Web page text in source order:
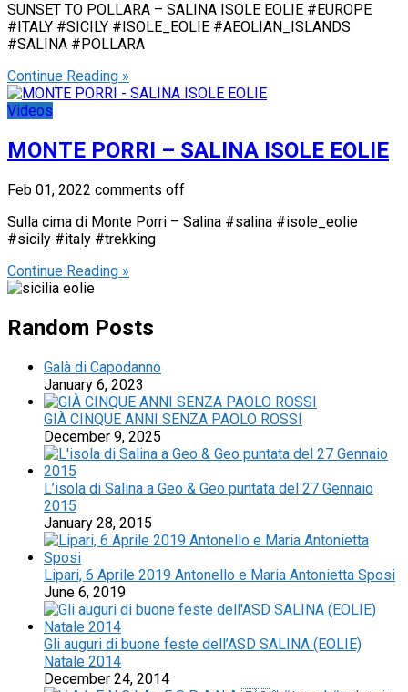
SUNSET TO POLLARA – SALINA ISOLE EOLIE #EUROPE
#ITALY #SICILY #ISOLE_EOLIE #AEOLIAN_ISLANDS
#SALINA #POLLARA
Continue Reading »
Videos
MONTE PORRI – SALINA ISOLE EOLIE
Feb 01, 2022 comments off
Sulla cima di Monte Porri – Salina #salina #isole_eolie
#sicily #italy #trekking
Continue Reading »
Random Posts
Galà di Capodanno
January 6, 2023
GIÀ CINQUE ANNI SENZA PAOLO ROSSI
December 9, 2025
L’isola di Salina a Geo & Geo puntata del 27 Gennaio
2015
January 28, 2015
Lipari, 6 Aprile 2019 Antonello e Maria Antonietta Sposi
June 6, 2019
Gli auguri di buone feste dell’ASD SALINA (EOLIE)
Natale 2014
December 24, 2014